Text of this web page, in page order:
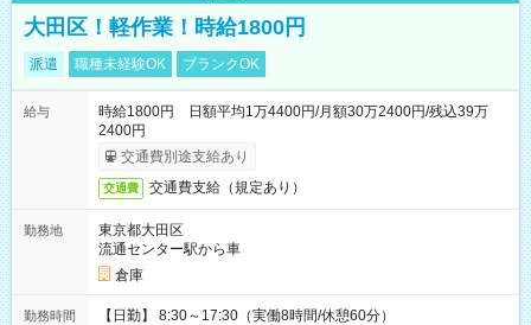
大田区！軽作業！時給1800円
派遣 職種未経験OK ブランクOK
給与
時給1800円 日額平均1万4400円/月額30万2400円/残込39万
2400円
交通費別途支給あり
交通費 交通費支給（規定あり）
勤務地
東京都大田区
流通センター駅から車
倉庫
勤務時間 【日勤】 8:30～17:30（実働8時間/休憩60分）